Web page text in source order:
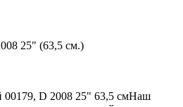
00179, D 2008 25" 63,5 смНаш